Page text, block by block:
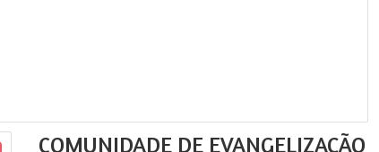
COMUNIDADE DE EVANGELIZAÇÃO